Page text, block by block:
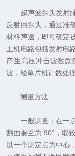
超声波探头发射脉
反射回探头，通过准
材料声速，即可确定
主机电路包括发射电
产生高压冲击波激励
波，经单片机计数处
测量方法
一般测量：在一点
割面要互为 90°，取
以一个测定点为中心